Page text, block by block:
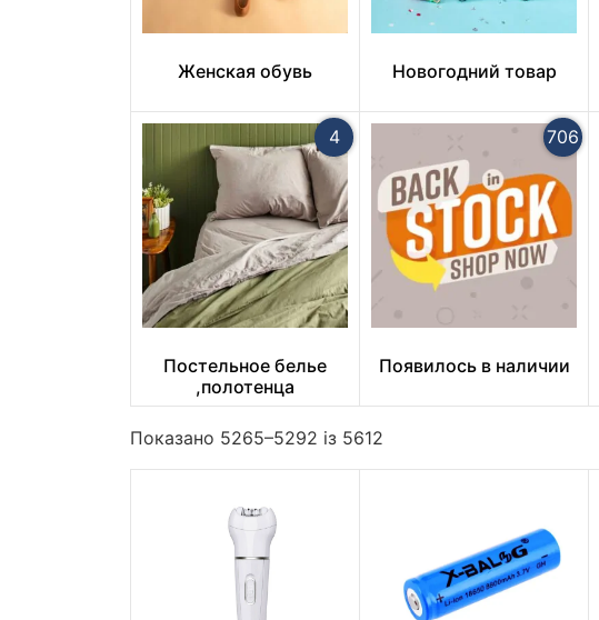
Женская обувь Новогодний товар
4
Постельное белье
,полотенца
706
Появилось в наличии
Показано 5265–5292 із 5612